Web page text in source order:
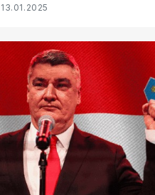
13.01.2025